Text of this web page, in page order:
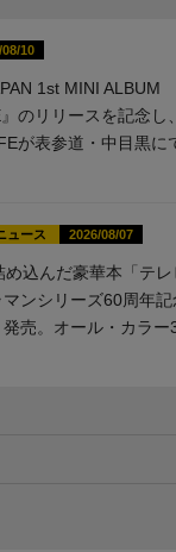
10
1st MINI ALBUM
』のリリースを記念し
が表参道・中目黒に
ュース 2026/08/07
込んだ豪華本「テ
ンシリーズ60周年
売。オール・カラー